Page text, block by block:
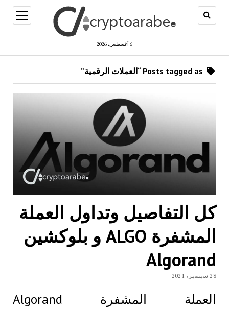
6 أغسطس، 2026
open
menu
كل التفاصيل وتداول العملة
المشفرة ALGO و بلوكشين
Algorand
28 سبتمبر، 2021
العملة المشفرة Algorand